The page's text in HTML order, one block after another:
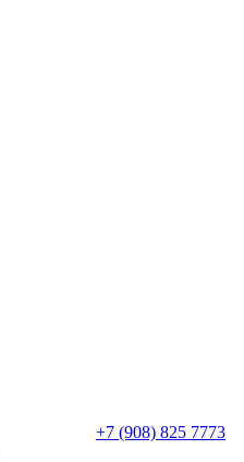
+7 (908) 825 7773